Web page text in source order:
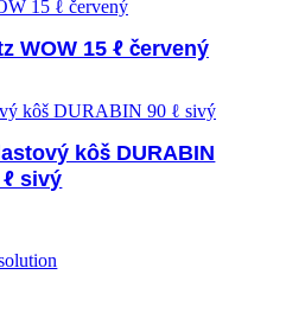
WOW 15 ℓ červený
kôš DURABIN
ℓ sivý